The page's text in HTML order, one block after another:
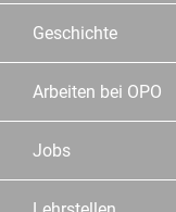
Geschichte
Arbeiten bei OPO
Jobs